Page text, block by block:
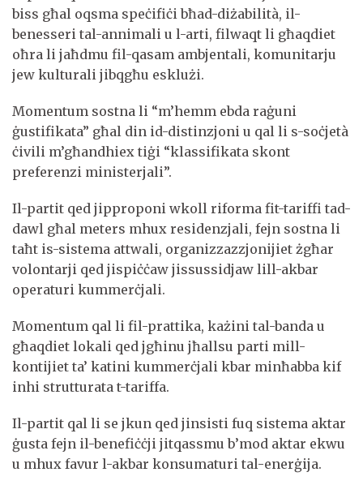
biss għal oqsma speċifiċi bħad-diżabilità, il-
benesseri tal-annimali u l-arti, filwaqt li għaqdiet
oħra li jaħdmu fil-qasam ambjentali, komunitarju
jew kulturali jibqgħu esklużi.
Momentum sostna li “m’hemm ebda raġuni
ġustifikata” għal din id-distinzjoni u qal li s-soċjetà
ċivili m’għandhiex tiġi “klassifikata skont
preferenzi ministerjali”.
Il-partit qed jipproponi wkoll riforma fit-tariffi tad-
dawl għal meters mhux residenzjali, fejn sostna li
taħt is-sistema attwali, organizzazzjonijiet żgħar
volontarji qed jispiċċaw jissussidjaw lill-akbar
operaturi kummerċjali.
Momentum qal li fil-prattika, każini tal-banda u
għaqdiet lokali qed jgħinu jħallsu parti mill-
kontijiet ta’ katini kummerċjali kbar minħabba kif
inhi strutturata t-tariffa.
Il-partit qal li se jkun qed jinsisti fuq sistema aktar
ġusta fejn il-benefiċċji jitqassmu b’mod aktar ekwu
u mhux favur l-akbar konsumaturi tal-enerġija.